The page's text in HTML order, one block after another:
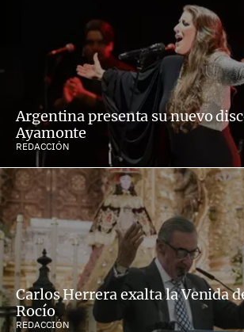
Argentina presenta su nuevo
Ayamonte
REDACCIÓN
Carlos Herrera exalta la Venida
Rocío
REDACCIÓN